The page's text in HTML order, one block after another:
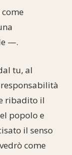
—.
tu, al
ribadito il
popolo e
il senso
come